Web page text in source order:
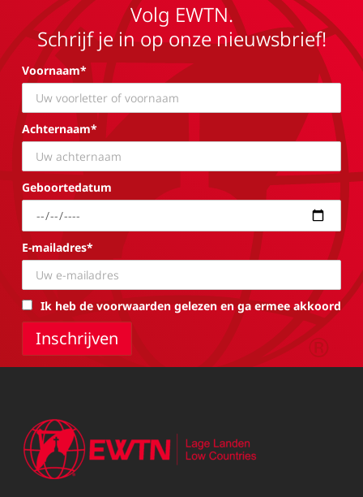
Volg EWTN.
Schrijf je in op onze nieuwsbrief!
Voornaam*
Achternaam*
Geboortedatum
E-mailadres*
Ik heb de voorwaarden gelezen en ga ermee akkoord